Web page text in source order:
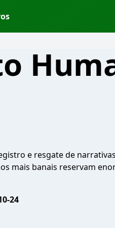
e resgate de
mais banais reservam
24